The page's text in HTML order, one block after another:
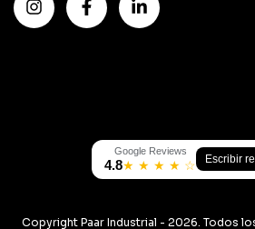
Google Reviews
4.8★ ★ ★ ★ ☆ Escribir
Copyright Paar Industrial - 2026. Todos